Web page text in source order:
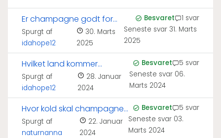
Er champagne godt for
huden?
Spurgt af
idahope12
30. Marts
2025
Besvaret
1 svar
Seneste svar31. Marts
2025
Hvilket land kommer
champagne fra?
Spurgt af
idahope12
28. Januar
2024
Besvaret
5 svar
Seneste svar 06.
Marts 2024
Hvor kold skal champagne
serveres?
Spurgt af
naturnanna
22. Januar
2024
Besvaret
5 svar
Seneste svar 03.
Marts 2024